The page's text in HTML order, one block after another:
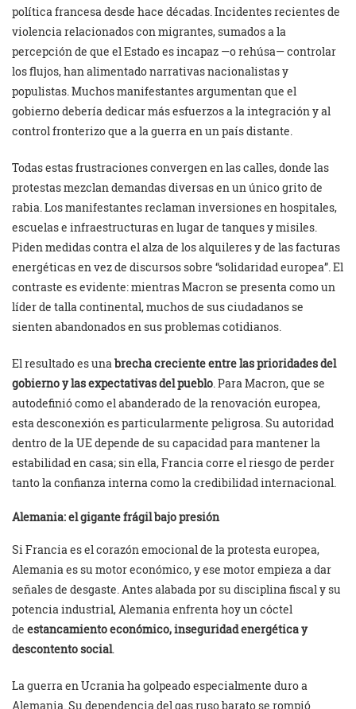
política francesa desde hace décadas. Incidentes recientes de
violencia relacionados con migrantes, sumados a la
percepción de que el Estado es incapaz —o rehúsa— controlar
los flujos, han alimentado narrativas nacionalistas y
populistas. Muchos manifestantes argumentan que el
gobierno debería dedicar más esfuerzos a la integración y al
control fronterizo que a la guerra en un país distante.
Todas estas frustraciones convergen en las calles, donde las
protestas mezclan demandas diversas en un único grito de
rabia. Los manifestantes reclaman inversiones en hospitales,
escuelas e infraestructuras en lugar de tanques y misiles.
Piden medidas contra el alza de los alquileres y de las facturas
energéticas en vez de discursos sobre “solidaridad europea”. El
contraste es evidente: mientras Macron se presenta como un
líder de talla continental, muchos de sus ciudadanos se
sienten abandonados en sus problemas cotidianos.
El resultado es unabrecha creciente entre las prioridades del
gobierno y las expectativas del pueblo. Para Macron, que se
autodefinió como el abanderado de la renovación europea,
esta desconexión es particularmente peligrosa. Su autoridad
dentro de la UE depende de su capacidad para mantener la
estabilidad en casa; sin ella, Francia corre el riesgo de perder
tanto la confianza interna como la credibilidad internacional.
Alemania: el gigante frágil bajo presión
Si Francia es el corazón emocional de la protesta europea,
Alemania es su motor económico, y ese motor empieza a dar
señales de desgaste. Antes alabada por su disciplina fiscal y su
potencia industrial, Alemania enfrenta hoy un cóctel
de estancamiento económico, inseguridad energética y
descontento social.
La guerra en Ucrania ha golpeado especialmente duro a
Alemania. Su dependencia del gas ruso barato se rompió